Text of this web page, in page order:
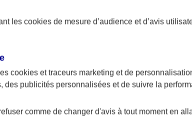
les cookies de mesure d’audience et d’avis
cookies et traceurs marketing et de
des publicités personnalisées et de suivre la
comme de changer d'avis à tout moment en